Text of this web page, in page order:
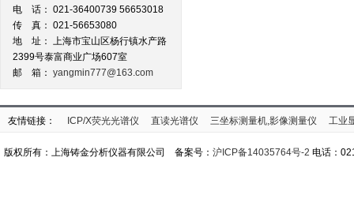
电 话： 021-36400739 56653018
传 真： 021-56653080
地 址： 上海市宝山区杨行镇水产路
2399号泰富商业广场607室
邮 箱： yangmin777@163.com
友情链接： ICP/X荧光光谱仪 直读光谱仪 三坐标测量机,影像测量仪 工业
版权所有：上海铸金分析仪器有限公司 备案号： 沪ICP备14035764号-2 电话：